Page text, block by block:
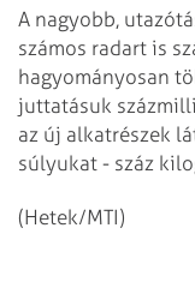
A nagyobb,
számos radart is
hagyományosan
juttatásuk
az új alkatrészek
súlyukat - száz
(Hetek/MTI)